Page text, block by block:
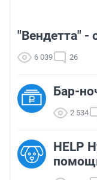
"Вендетта" -
6 039 26
Бар-
2 534
HELP